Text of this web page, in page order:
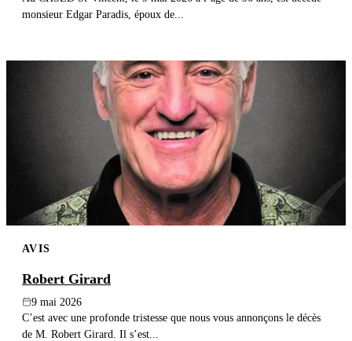
monsieur Edgar Paradis, époux de...
AVIS
Robert Girard
9 mai 2026
C’est avec une profonde tristesse que nous vous annonçons le décès
de M. Robert Girard. Il s’est...